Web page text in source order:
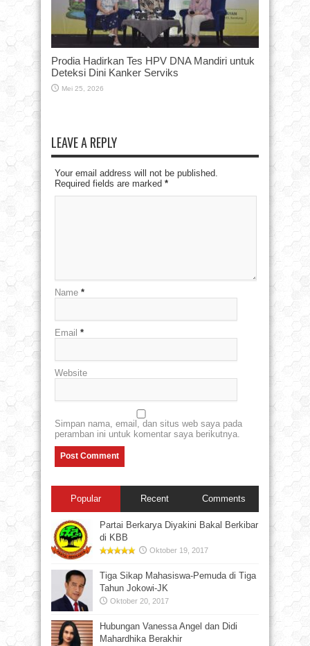
Prodia Hadirkan Tes HPV DNA Mandiri untuk
Deteksi Dini Kanker Serviks
Mei 25, 2026
LEAVE A REPLY
Your email address will not be published.
Required fields are marked *
Name *
Email *
Website
Simpan nama, email, dan situs web saya pada
peramban ini untuk komentar saya berikutnya.
Popular Recent Comments
Partai Berkarya Diyakini Bakal Berkibar
di KBB
Oktober 19, 2017
Tiga Sikap Mahasiswa-Pemuda di Tiga
Tahun Jokowi-JK
Oktober 20, 2017
Hubungan Vanessa Angel dan Didi
Mahardhika Berakhir